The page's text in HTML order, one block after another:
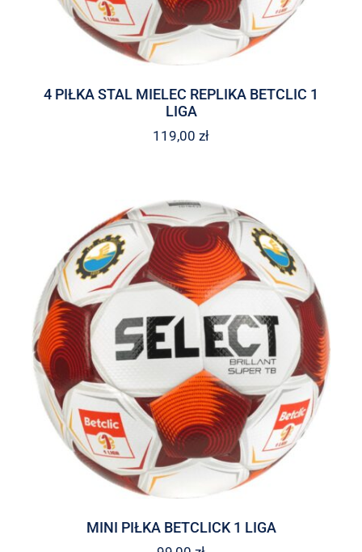
4 PIŁKA STAL MIELEC REPLIKA BETCLIC 1
LIGA
119,00 zł
MINI PIŁKA BETCLICK 1 LIGA